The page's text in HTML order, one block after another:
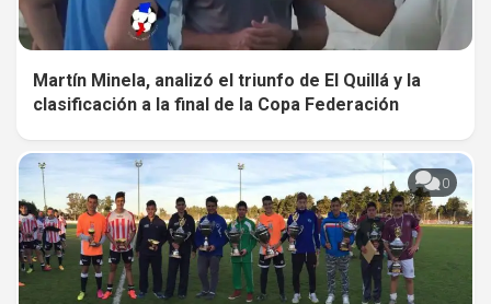
Martín Minela, analizó el triunfo de El Quillá y la
clasificación a la final de la Copa Federación
0